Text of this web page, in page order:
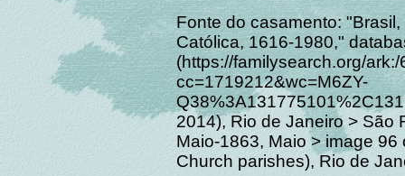
Fonte do casamento:
Católica, 1616-1980,"
(https://familysearch.org/
cc=1719212&wc=M6ZY-
2014), Rio de Janeiro > São
Maio-1863, Maio > image
Church parishes), Rio de